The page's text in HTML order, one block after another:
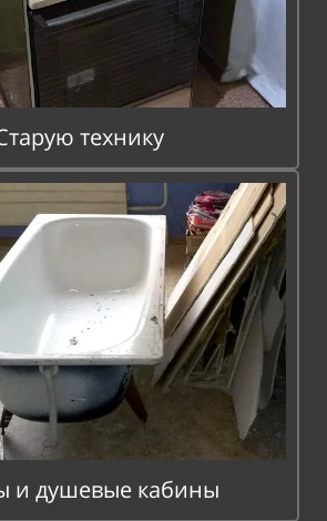
технику
и душевые кабины